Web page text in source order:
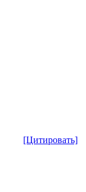
[Цитировать]